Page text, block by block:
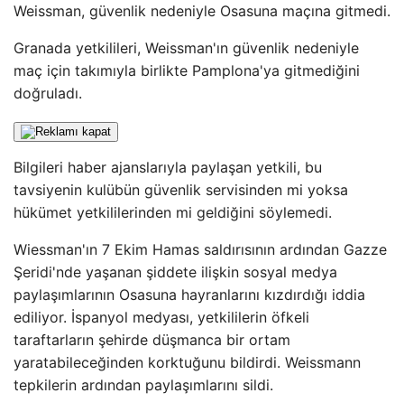
Weissman, güvenlik nedeniyle Osasuna maçına gitmedi.
Granada yetkilileri, Weissman'ın güvenlik nedeniyle
maç için takımıyla birlikte Pamplona'ya gitmediğini
doğruladı.
Bilgileri haber ajanslarıyla paylaşan yetkili, bu
tavsiyenin kulübün güvenlik servisinden mi yoksa
hükümet yetkililerinden mi geldiğini söylemedi.
Wiessman'ın 7 Ekim Hamas saldırısının ardından Gazze
Şeridi'nde yaşanan şiddete ilişkin sosyal medya
paylaşımlarının Osasuna hayranlarını kızdırdığı iddia
ediliyor. İspanyol medyası, yetkililerin öfkeli
taraftarların şehirde düşmanca bir ortam
yaratabileceğinden korktuğunu bildirdi. Weissmann
tepkilerin ardından paylaşımlarını sildi.